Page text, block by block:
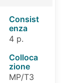
Consist
enza
4 p.
Colloca
zione
MP/T3